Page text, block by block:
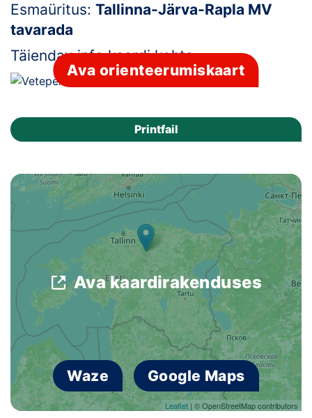
Suletud maastikud
Püsirajad
Ajalugu
OTSI
Esmaüritus: Tallinna-Järva-Rapla MV
tavarada
Täiendav info kaardi kohta:-
Ava orienteerumiskaart
Printfail
Leaflet | © OpenStreetMap contributors
Ava kaardirakenduses
Waze Google Maps